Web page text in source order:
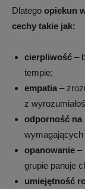
Dlatego opiekun
cechy takie jak:
cierpliwość –
tempie;
empatia–
z
odporność na
opanowanie –
grupie panuje
umiejętność